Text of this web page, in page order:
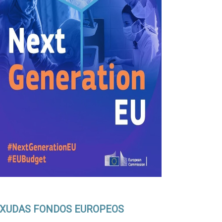
FONDOS EUROPEOS